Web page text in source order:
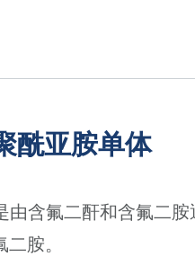
酰亚胺单体
含氟二酐和含氟二
胺。